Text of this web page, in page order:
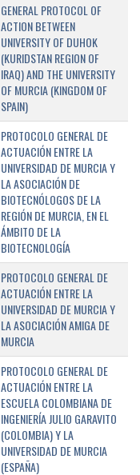
GENERAL PROTOCOL OF
ACTION BETWEEN
UNIVERSITY OF DUHOK
(KURIDSTAN REGION OF
IRAQ) AND THE UNIVERSITY
OF MURCIA (KINGDOM OF
SPAIN)
PROTOCOLO GENERAL DE
ACTUACIÓN ENTRE LA
UNIVERSIDAD DE MURCIA Y
LA ASOCIACIÓN DE
BIOTECNÓLOGOS DE LA
REGIÓN DE MURCIA, EN EL
ÁMBITO DE LA
BIOTECNOLOGÍA
PROTOCOLO GENERAL DE
ACTUACIÓN ENTRE LA
UNIVERSIDAD DE MURCIA Y
LA ASOCIACIÓN AMIGA DE
MURCIA
PROTOCOLO GENERAL DE
ACTUACIÓN ENTRE LA
ESCUELA COLOMBIANA DE
INGENIERÍA JULIO GARAVITO
(COLOMBIA) Y LA
UNIVERSIDAD DE MURCIA
(ESPAÑA)